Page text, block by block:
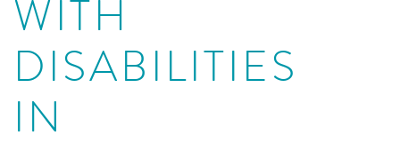
WITH
DISABILITIES
IN